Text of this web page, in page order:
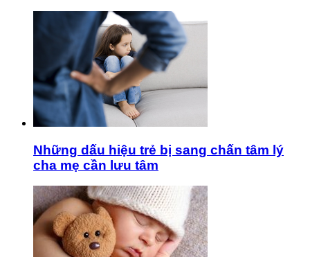
Những dấu hiệu trẻ bị sang chấn tâm lý
cha mẹ cần lưu tâm